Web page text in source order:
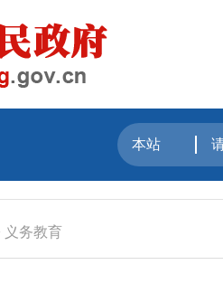
义务教育